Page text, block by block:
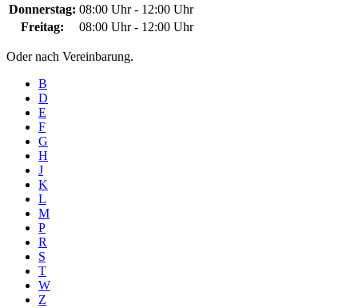
Donnerstag: 08:00 Uhr - 12:00 Uhr
Freitag:
08:00 Uhr - 12:00 Uhr
Oder nach Vereinbarung.
B
D
E
F
G
H
J
K
L
M
P
R
S
T
W
Z